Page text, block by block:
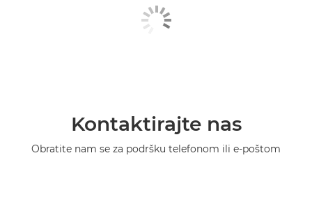
Kontaktirajte nas
Obratite nam se za podršku telefonom ili e-poštom